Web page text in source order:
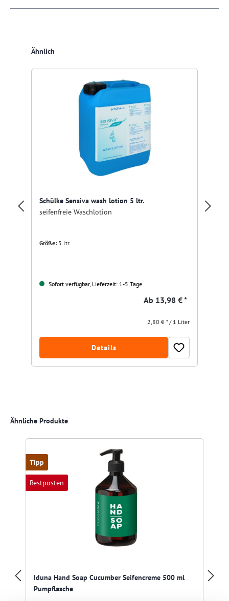
Produktgalerie überspringen
Ähnlich
Schülke Sensiva wash lotion 5 ltr.
seifenfreie Waschlotion
Größe: 5 ltr.
Sofort verfügbar, Lieferzeit: 1-5 Tage
Ab 13,98 € *
2,80 € * / 1 Liter
Details
Produktgalerie überspringen
Ähnliche Produkte
Tipp
Restposten
Iduna Hand Soap Cucumber Seifencreme 500 ml
Pumpflasche